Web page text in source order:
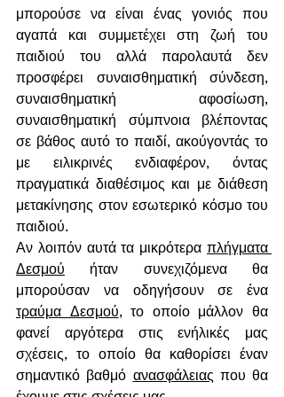
μπορούσε να είναι ένας γονιός που
αγαπά και συμμετέχει στη ζωή του
παιδιού του αλλά παρολαυτά δεν
προσφέρει συναισθηματική σύνδεση,
συναισθηματική αφοσίωση,
συναισθηματική σύμπνοια βλέποντας
σε βάθος αυτό το παιδί, ακούγοντάς το
με ειλικρινές ενδιαφέρον, όντας
πραγματικά διαθέσιμος και με διάθεση
μετακίνησης στον εσωτερικό κόσμο του
παιδιού.
Αν λοιπόν αυτά τα μικρότερα πλήγματα
Δεσμού ήταν συνεχιζόμενα θα
τραύμα Δεσμού, το οποίο μάλλον θα
φανεί αργότερα στις ενήλικές μας
σχέσεις, το οποίο θα καθορίσει έναν
σημαντικό βαθμό ανασφάλειας που θα